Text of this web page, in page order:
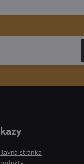
stránka